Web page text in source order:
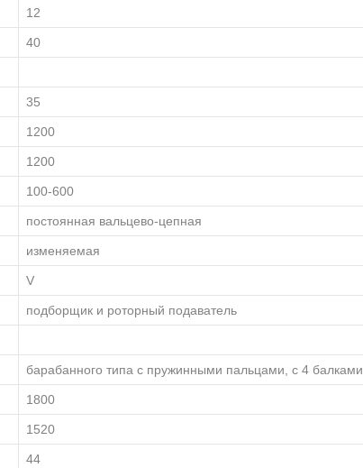
12
40
35
1200
1200
100-600
постоянная вальцево-цепная
изменяемая
V
подборщик и роторный подаватель
барабанного типа с пружинными пальцами, с 4 балками
1800
1520
44